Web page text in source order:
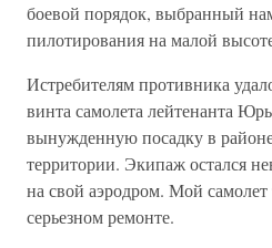
боевой порядок, выбранный
пилотирования на малой
Истребителям противника
винта самолета лейтенанта
вынужденную посадку в
территории. Экипаж остался
на свой аэродром. Мой
серьезном ремонте.